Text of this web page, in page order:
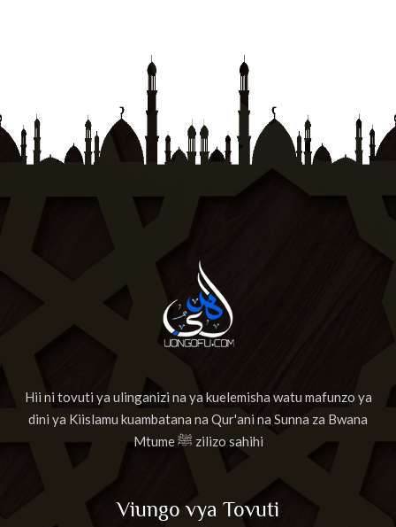
Hii ni tovuti ya ulinganizi na ya kuelemisha watu mafunzo ya
dini ya Kiislamu kuambatana na Qur'ani na Sunna za Bwana
Mtume ﷺ zilizo sahihi
Viungo vya Tovuti